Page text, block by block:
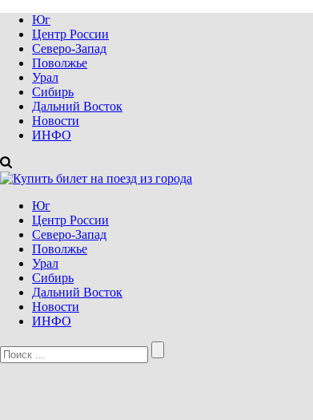
Юг
Центр России
Северо-Запад
Поволжье
Урал
Сибирь
Дальний Восток
Новости
ИНФО
Юг
Центр России
Северо-Запад
Поволжье
Урал
Сибирь
Дальний Восток
Новости
ИНФО